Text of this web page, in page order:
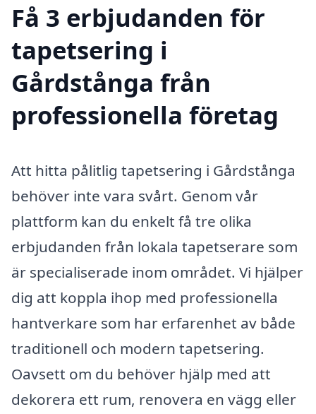
Få 3 erbjudanden för
tapetsering i
Gårdstånga från
professionella företag
Att hitta pålitlig tapetsering i Gårdstånga
behöver inte vara svårt. Genom vår
plattform kan du enkelt få tre olika
erbjudanden från lokala tapetserare som
är specialiserade inom området. Vi hjälper
dig att koppla ihop med professionella
hantverkare som har erfarenhet av både
traditionell och modern tapetsering.
Oavsett om du behöver hjälp med att
dekorera ett rum, renovera en vägg eller